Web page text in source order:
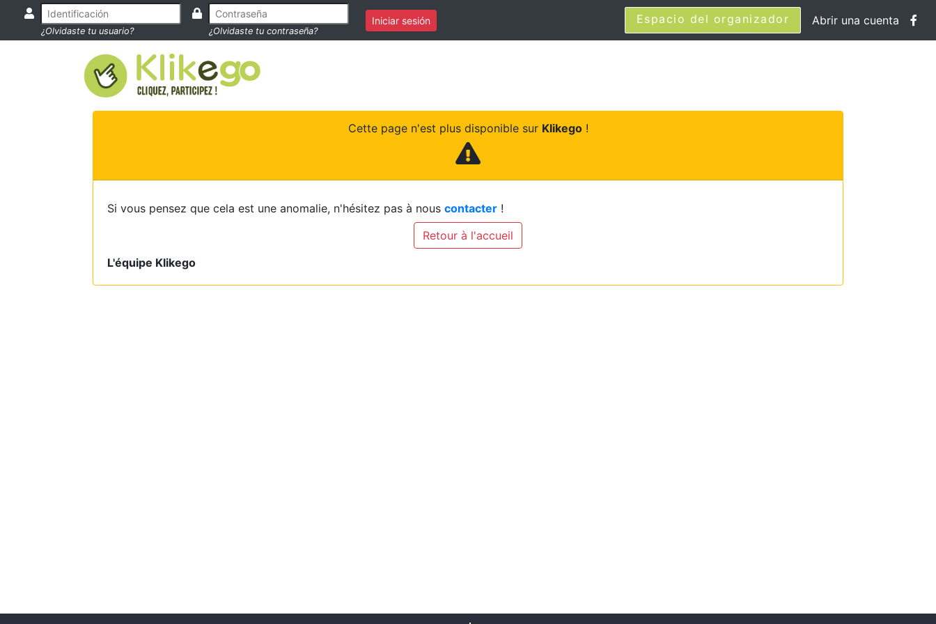
¿Olvidaste tu usuario? ¿Olvidaste tu contraseña?
Iniciar sesión Espacio del organizador Abrir una cuenta
Cette page n'est plus disponible sur Klikego!
Si vous pensez que cela est une anomalie, n'hésitez pas à nous contacter !
Retour à l'accueil
L'équipe Klikego